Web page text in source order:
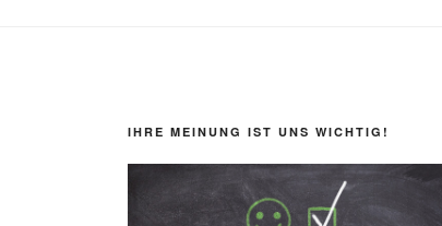
IHRE MEINUNG IST UNS WICHTIG!